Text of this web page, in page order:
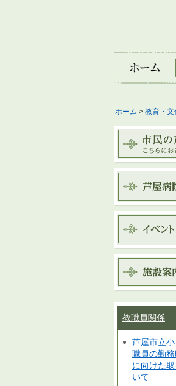
ホーム
ホーム > 教育・文
教職員関係
芦屋市立
職員の勤
に向けた
いて